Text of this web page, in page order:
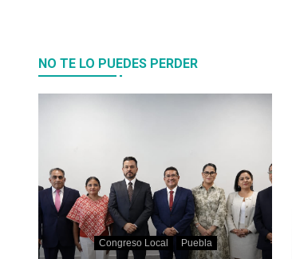
NO TE LO PUEDES PERDER
Congreso Local Puebla